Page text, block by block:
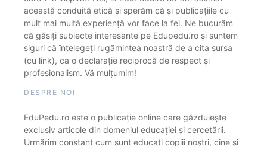
această conduită etică și sperăm că și publicațiile cu
mult mai multă experiență vor face la fel. Ne bucurăm
că găsiți subiecte interesante pe Edupedu.ro și suntem
siguri că înțelegeți rugămintea noastră de a cita sursa
(cu link), ca o declarație reciprocă de respect și
profesionalism. Vă mulțumim!
DESPRE NOI
EduPedu.ro este o publicație online care găzduiește
exclusiv articole din domeniul educației și cercetării.
Urmărim constant cum sunt educați copiii noștri, cine și